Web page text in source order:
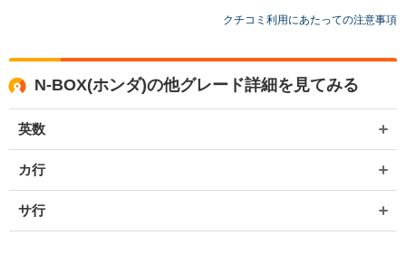
クチコミ利用にあたっての注意事項
N-BOX(ホンダ)の他グレード詳細を見てみる
英数
カ行
サ行